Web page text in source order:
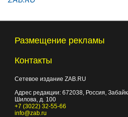
Размещение рекламы
Контакты
Сетевое издание ZAB.RU
Адрес редакции: 672038, Россия,
Шилова, д. 100
+7 (3022) 32-55-66
info@zab.ru